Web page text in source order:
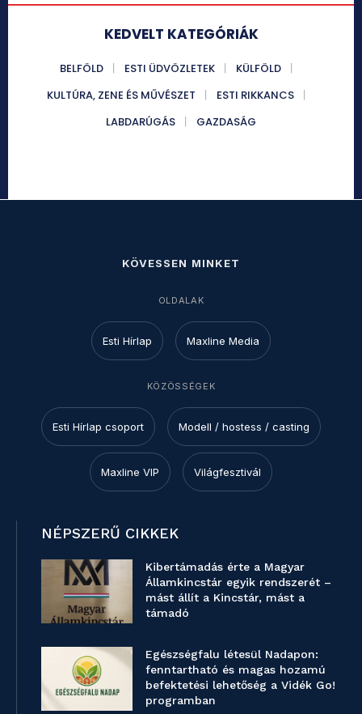
KEDVELT KATEGÓRIÁK
BELFÖLD ESTI ÜDVÖZLETEK
KÜLFÖLD
KULTÚRA, ZENE ÉS MŰVÉSZET
ESTI RIKKANCS
LABDARÚGÁS
GAZDASÁG
KÖVESSEN MINKET
OLDALAK
Esti Hírlap Maxline Media
KÖZÖSSÉGEK
Esti Hírlap csoport Modell / hostess / casting
Maxline VIP Világfesztivál
NÉPSZERŰ CIKKEK
Kibertámadás érte a Magyar
Államkincstár egyik rendszerét –
mást állít a Kincstár, mást a
támadó
Egészségfalu létesül Nadapon:
fenntartható és magas hozamú
befektetési lehetőség a Vidék Go!
programban